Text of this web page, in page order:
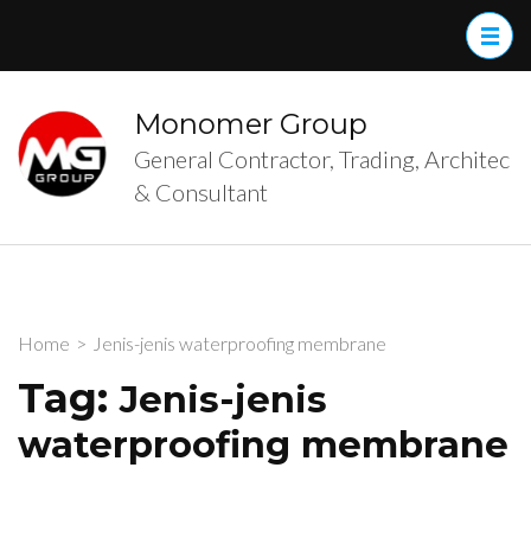
(Press
Enter)
Monomer Group
General Contractor, Trading, Architec
& Consultant
Home > Jenis-jenis waterproofing membrane
Tag:Jenis-jenis
waterproofing membrane